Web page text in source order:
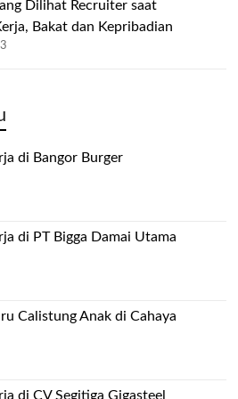
Dilihat Recruiter saat
Bakat dan Kepribadian
di Bangor Burger
di PT Bigga Damai Utama
Calistung Anak di Cahaya
di CV Segitiga Gigasteel